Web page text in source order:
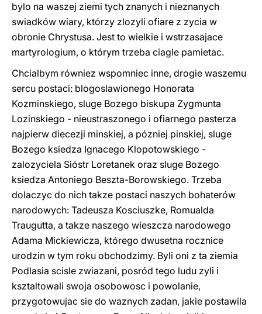
bylo na waszej ziemi tych znanych i nieznanych
swiadków wiary, którzy zlozyli ofiare z zycia w
obronie Chrystusa. Jest to wielkie i wstrzasajace
martyrologium, o którym trzeba ciagle pamietac.
Chcialbym równiez wspomniec inne, drogie waszemu
sercu postaci: blogoslawionego Honorata
Kozminskiego, sluge Bozego biskupa Zygmunta
Lozinskiego - nieustraszonego i ofiarnego pasterza
najpierw diecezji minskiej, a pózniej pinskiej, sluge
Bozego ksiedza Ignacego Klopotowskiego -
zalozyciela Sióstr Loretanek oraz sluge Bozego
ksiedza Antoniego Beszta-Borowskiego. Trzeba
dolaczyc do nich takze postaci naszych bohaterów
narodowych: Tadeusza Kosciuszke, Romualda
Traugutta, a takze naszego wieszcza narodowego
Adama Mickiewicza, którego dwusetna rocznice
urodzin w tym roku obchodzimy. Byli oni z ta ziemia
Podlasia scisle zwiazani, posród tego ludu zyli i
ksztaltowali swoja osobowosc i powolanie,
przygotowujac sie do waznych zadan, jakie postawila